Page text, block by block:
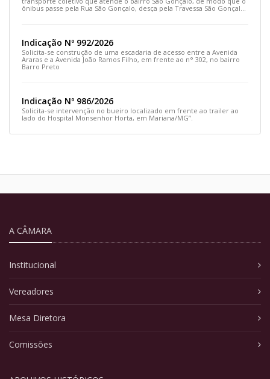
ônibus passe pela Rua São Gonçalo, desça pela Travessa São Gonçalo
Indicação Nº 992/2026
Solicita-se construção de uma escadaria de acesso entre a Avenida
Araras e a Avenida João Ramos Filho, em frente ao n° 302, no bairro
Barro Preto
Indicação Nº 986/2026
Solicita-se intervenção no bueiro localizado em frente ao trailer ao
lado do Hospital Monsenhor Horta, em Mariana/MG”.
A CÂMARA
Institucional
Vereadores
Mesa Diretora
Comissões